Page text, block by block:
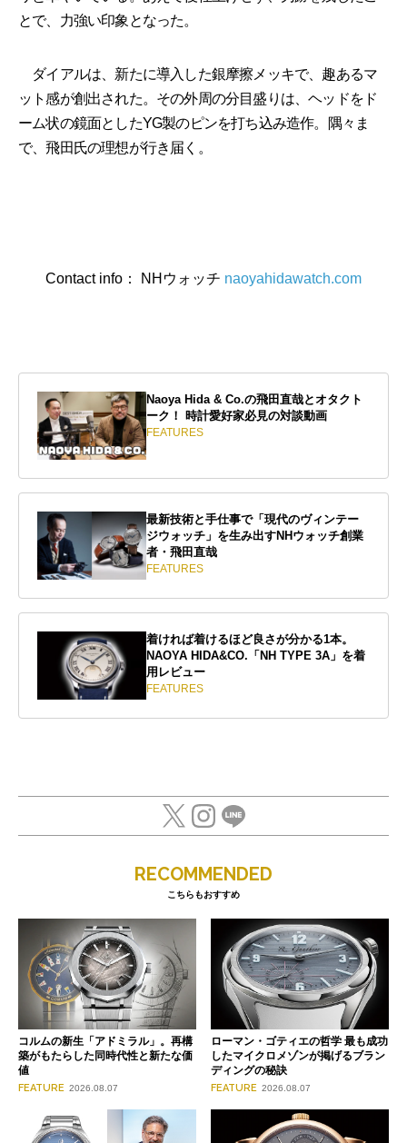
とで、力強い印象となった。
ダイアルは、新たに導入した銀摩擦メッキで、趣あるマ
ット感が創出された。その外周の分目盛りは、ヘッドをド
ーム状の鏡面としたYG製のピンを打ち込み造作。隅々ま
で、飛田氏の理想が行き届く。
Contact info： NHウォッチ naoyahidawatch.com
Naoya Hida & Co.の飛田直哉とオタクト
ーク！ 時計愛好家必見の対談動画
FEATURES
最新技術と手仕事で「現代のヴィンテー
ジウォッチ」を生み出すNHウォッチ創業
者・飛田直哉
FEATURES
着ければ着けるほど良さが分かる1本。
NAOYA HIDA&CO.「NH TYPE 3A」を着
用レビュー
FEATURES
RECOMMENDED
こちらもおすすめ
コルムの新生「アドミラル」。再構
築がもたらした同時代性と新たな価
値
FEATURE 2026.08.07
ローマン・ゴティエの哲学 最も成功
したマイクロメゾンが掲げるブラン
ディングの秘訣
FEATURE 2026.08.07